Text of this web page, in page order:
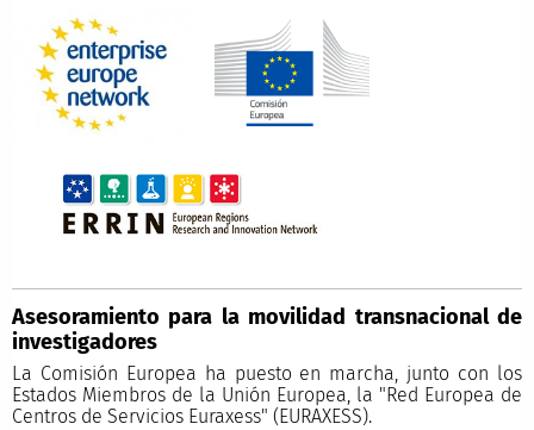
Asesoramiento para la movilidad transnacional de
investigadores
La Comisión Europea ha puesto en marcha, junto con los
Estados Miembros de la Unión Europea, la "Red Europea de
Centros de Servicios Euraxess" (EURAXESS).